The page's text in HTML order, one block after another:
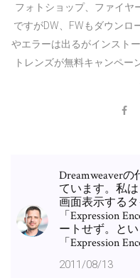
フォトショップ、ファイヤ
ですがDW、FWもダウンロ
やエラーは出るがインスト
トレンズが無料キャンペー
Dreamweaver
ています。私
画面表示する
「Expression
ートせず。と
「Expression
2011/08/13